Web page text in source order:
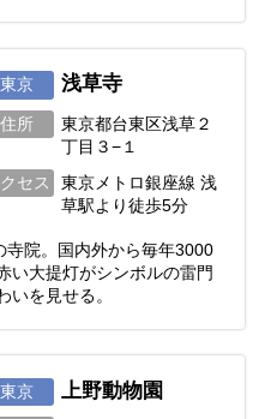
東京 浅草寺
住所
東京都台東区浅草２
丁目３−１
セス
東京メトロ銀座線 浅
草駅より徒歩5分
院。国内外から毎年3000
い大提灯がシンボルの雷門
いを見せる。
東京 上野動物園